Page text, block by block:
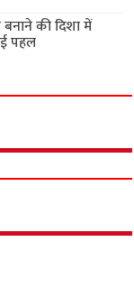
की दिशा में
पहल